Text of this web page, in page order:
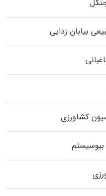
بیابان زدایی
کشاورزی